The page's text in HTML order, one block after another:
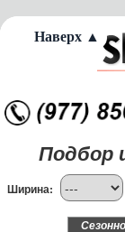
Подбор
Ширина:
Наверх ▲